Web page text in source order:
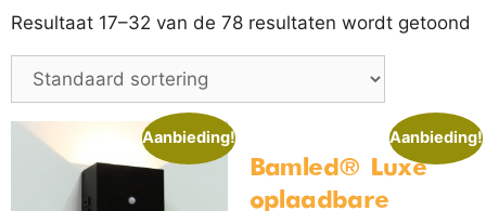
Resultaat 17–32 van de 78 resultaten wordt getoond
Aanbieding! Aanbieding!
Bamled® Luxe
oplaadbare